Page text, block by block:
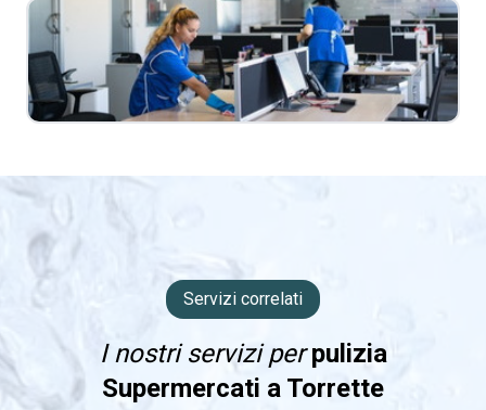
Servizi correlati
I nostri servizi perpulizia
Supermercati a Torrette